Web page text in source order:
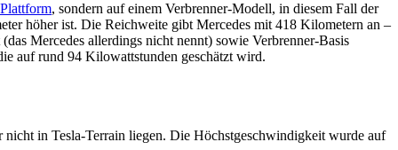
, sondern auf einem Verbrenner-Modell, in diesem Fall der
höher ist. Die Reichweite gibt Mercedes mit 418 Kilometern an –
Mercedes allerdings nicht nennt) sowie Verbrenner-Basis
auf rund 94 Kilowattstunden geschätzt wird.
in Tesla-Terrain liegen. Die Höchstgeschwindigkeit wurde auf